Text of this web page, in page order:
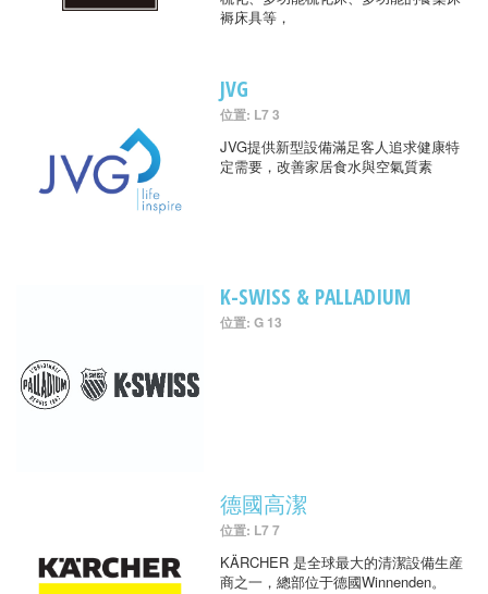
褥床具等，
JVG
位置: L7 3
JVG提供新型設備滿足客人追求健康特
定需要，改善家居食水與空氣質素
K-SWISS & PALLADIUM
位置: G 13
德國高潔
位置: L7 7
KÄRCHER 是全球最大的清潔設備生産
商之一，總部位于德國Winnenden。